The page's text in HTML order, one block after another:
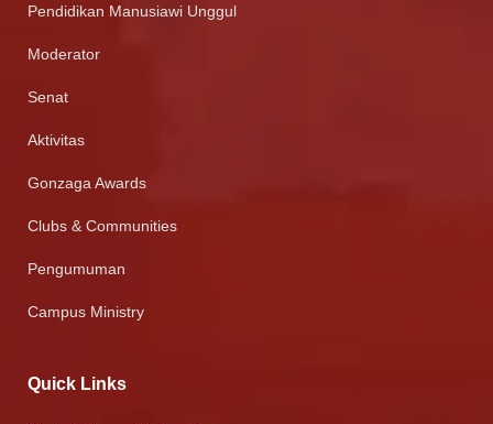
Pendidikan Manusiawi Unggul
Moderator
Senat
Aktivitas
Gonzaga Awards
Clubs & Communities
Pengumuman
Campus Ministry
Quick Links